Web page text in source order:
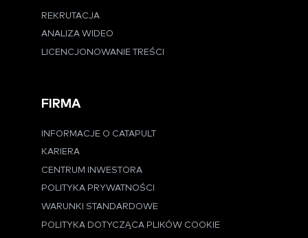
REKRUTACJA
ANALIZA WIDEO
LICENCJONOWANIE TREŚCI
FIRMA
INFORMACJE O CATAPULT
KARIERA
CENTRUM INWESTORA
POLITYKA PRYWATNOŚCI
WARUNKI STANDARDOWE
POLITYKA DOTYCZĄCA PLIKÓW COOKIE